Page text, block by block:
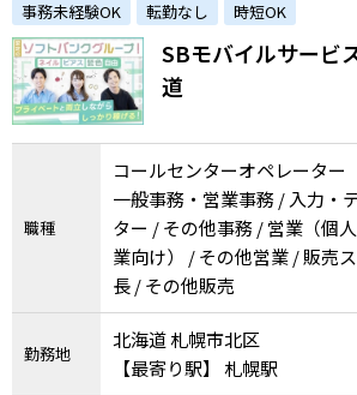
事務未経験OK 転勤なし 時短OK
SBモバイルサー
道
職種
コールセンターオペレーター
一般事務・営業事務 / 入力・
ター / その他事務 / 営業（個
業向け） / その他営業 / 販売
長 / その他販売
勤務地
北海道 札幌市北区
【最寄り駅】 札幌駅